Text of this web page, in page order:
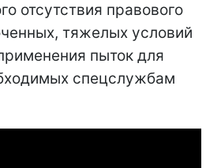
отсутствия правового
тяжелых условий
пыток для
спецслужбам